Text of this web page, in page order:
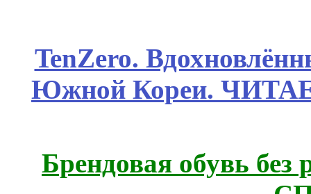
TenZero.
Южной Кореи.
Брендовая обувь без